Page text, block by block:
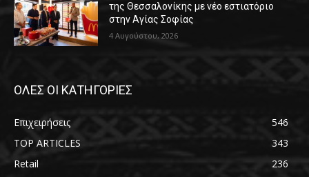
της Θεσσαλονίκης με νέο εστιατόριο
στην Αγίας Σοφίας
4 Αυγούστου, 2026
ΟΛΕΣ ΟΙ ΚΑΤΗΓΟΡΙΕΣ
Επιχειρήσεις
546
TOP ARTICLES
343
Retail
236